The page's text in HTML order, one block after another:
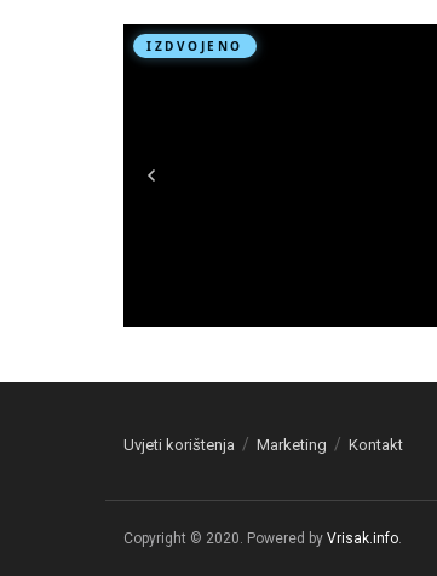
Uvjeti korištenja Marketing Kontakt
Copyright © 2020. Powered by Vrisak.info.